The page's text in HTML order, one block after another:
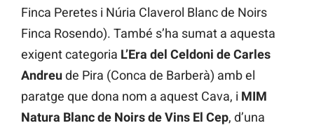
Finca Peretes i Núria Claverol Blanc de Noirs
Finca Rosendo). També s’ha sumat a aquesta
exigent categoria L’Era del Celdoni de Carles
Andreude Pira (Conca de Barberà) amb el
paratge que dona nom a aquest Cava, i MIM
Natura Blanc de Noirs de Vins El Cep, d’una